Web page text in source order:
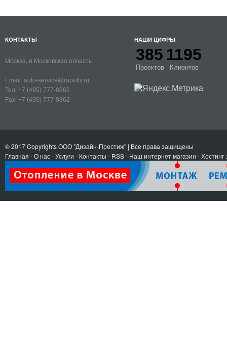
КОНТАКТЫ
Москва, и Московская область
Email: auto-service@rapidly.ru
Тел: +7 (495) 777-8862
Fax: +7 (495) 777-8862
НАШИ ЦИФРЫ
385
Проектов
1195
Клиентов
© 2017 CopyrightsООО "Дизайн-Престиж" | Все права защищены
Главная -О нас-Услуги - Контакты - RSS- Наш интернет магазин -Хостинг